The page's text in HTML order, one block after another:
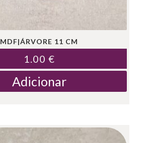
MDF|ÁRVORE 11 CM
1.00 €
Adicionar